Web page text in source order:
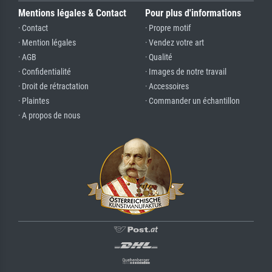
Mentions légales & Contact
· Contact
· Mention légales
· AGB
· Confidentialité
· Droit de rétractation
· Plaintes
· A propos de nous
Pour plus d'informations
· Propre motif
· Vendez votre art
· Qualité
· Images de notre travail
· Accessoires
· Commander un échantillon